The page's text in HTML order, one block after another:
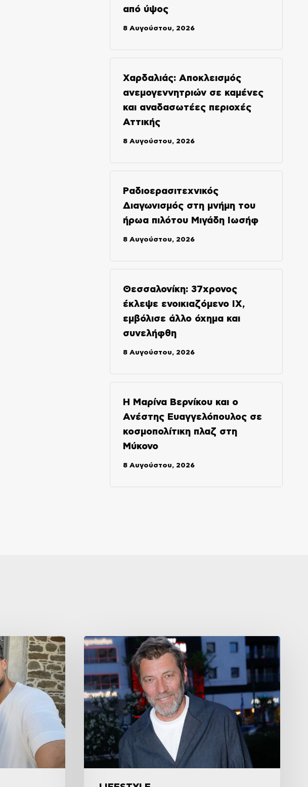
από ύψος
8 Αυγούστου, 2026
Χαρδαλιάς: Αποκλεισμός
ανεμογεννητριών σε καμένες
και αναδασωτέες περιοχές
Αττικής
8 Αυγούστου, 2026
Ραδιοερασιτεχνικός
Διαγωνισμός στη μνήμη του
ήρωα πιλότου Μιγάδη Ιωσήφ
8 Αυγούστου, 2026
Θεσσαλονίκη: 37χρονος
έκλεψε ενοικιαζόμενο ΙΧ,
εμβόλισε άλλο όχημα και
συνελήφθη
8 Αυγούστου, 2026
H Μαρίνα Βερνίκου και ο
Ανέστης Ευαγγελόπουλος σε
κοσμοπολίτικη πλαζ στη
Μύκονο
8 Αυγούστου, 2026